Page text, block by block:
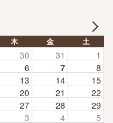
木 金 土
30 31
1
6 7
8
13 14
15
20 21
22
27 28
29
3 4 5